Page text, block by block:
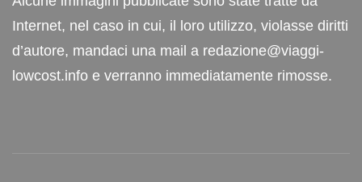
Internet, nel caso in cui, il loro utilizzo, violasse diritti
d’autore, mandaci una mail a redazione@viaggi-
lowcost.info e verranno immediatamente rimosse.